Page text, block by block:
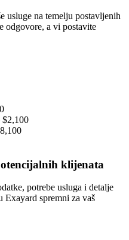
usluge na temelju postavljenih
odgovore, a vi postavite
$2,100
klijenata
potrebe usluga i detalje
spremni za vaš